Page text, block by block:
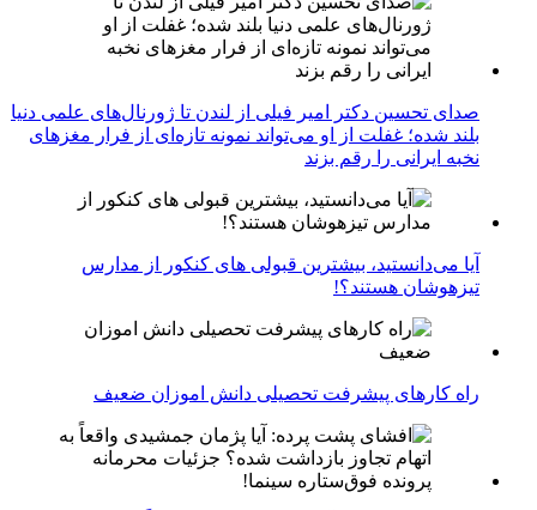
صدای تحسین دکتر امیر فیلی از لندن تا ژورنال‌های علمی دنیا
بلند شده؛ غفلت از او می‌تواند نمونه تازه‌ای از فرار مغزهای
نخبه ایرانی را رقم بزند
آیا می‌دانستید، بیشترین قبولی های کنکور از مدارس
تیزهوشان هستند؟!
راه کارهای پیشرفت تحصیلی دانش اموزان ضعیف